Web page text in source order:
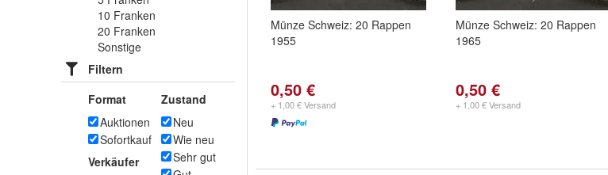
10 Franken
20 Franken
Sonstige
Filtern
Format
Auktionen
Sofortkauf
Verkäufer
Zustand
Neu
Wie neu
Sehr gut
Münze Schweiz: 20 Rappen
1955
0,50 €
+ 1,00 € Versand
Münze Schweiz: 20 Rappen
1965
0,50 €
+ 1,00 € Versand